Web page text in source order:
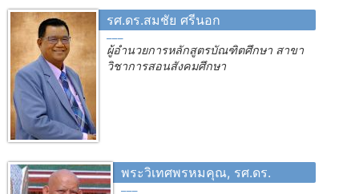
รศ.ดร.สมชัย ศรีนอก
ผู้อำนวยการหลักสูตรบัณฑิตศึกษา สาขา
วิชาการสอนสังคมศึกษา
พระวิเทศพรหมคุณ, รศ.ดร.